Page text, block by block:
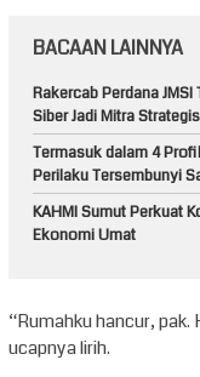
BACAAN LAINNYA
Rakercab Perdana
Siber Jadi Mitra
Termasuk dalam 4
Perilaku Tersembunyi
KAHMI Sumut Perkuat
Ekonomi Umat
“Rumahku hancur, pak.
ucapnya lirih.